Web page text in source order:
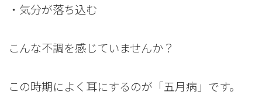
・気分が落ち込む
こんな不調を感じていませんか？
この時期によく耳にするのが「五月病」です。